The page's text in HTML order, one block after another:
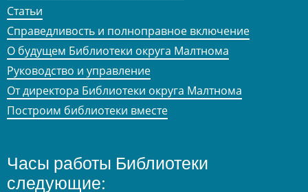
Статьи
Справедливость и полноправное включение
О будущем Библиотеки округа Малтнома
Руководство и управление
От директора Библиотеки округа Малтнома
Построим библиотеки вместе
Часы работы Библиотеки
следующие: